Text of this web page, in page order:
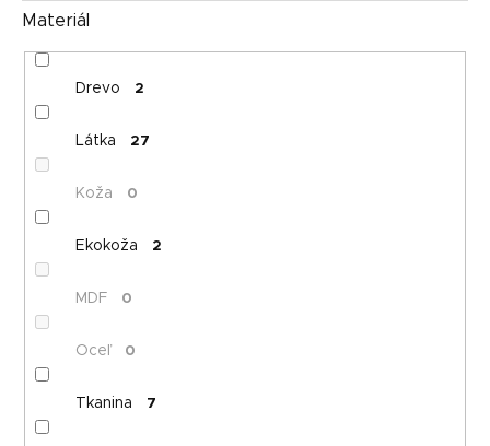
Materiál
Drevo 2
Látka 27
Koža 0
Ekokoža 2
MDF 0
Oceľ 0
Tkanina 7